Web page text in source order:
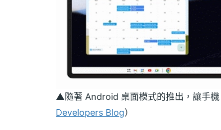
▲隨著 Android 桌面模式的推出，讓手機
Developers Blog）